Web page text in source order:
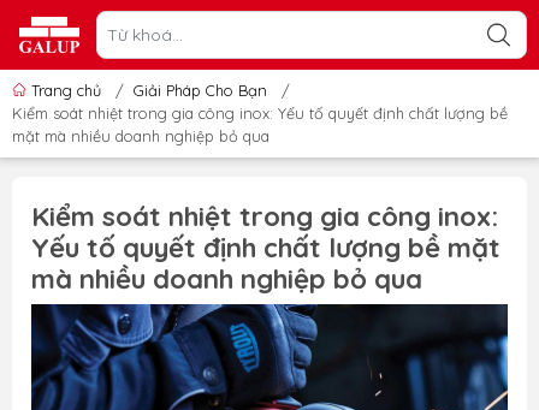
Trang chủ / Giải Pháp Cho Bạn
/
Kiểm soát nhiệt trong gia công inox: Yếu tố quyết định chất lượng bề
mặt mà nhiều doanh nghiệp bỏ qua
Kiểm soát nhiệt trong gia công inox:
Yếu tố quyết định chất lượng bề mặt
mà nhiều doanh nghiệp bỏ qua